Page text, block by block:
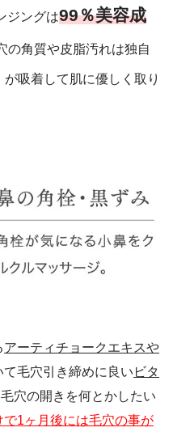
ジングは99％美容成
の角質や皮脂汚れは独自
が吸着して肌に優しく取り
アーティチョークエキスや
て毛穴引き締めに良い ビタ
穴の開きを何とかしたい
1ヶ月後には毛穴の事が